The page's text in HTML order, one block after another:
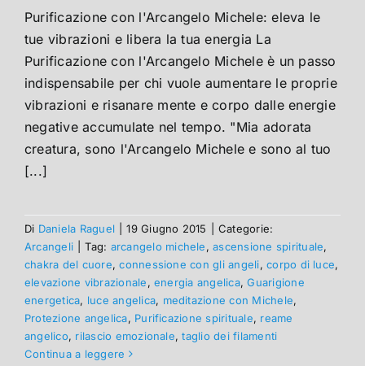
Purificazione con l'Arcangelo Michele: eleva le
tue vibrazioni e libera la tua energia La
Purificazione con l'Arcangelo Michele è un passo
indispensabile per chi vuole aumentare le proprie
vibrazioni e risanare mente e corpo dalle energie
negative accumulate nel tempo. "Mia adorata
creatura, sono l'Arcangelo Michele e sono al tuo
[...]
Di Daniela Raguel 19 Giugno 2015
Categorie:
Arcangeli
Tag: arcangelo michele,ascensione spirituale,
chakra del cuore,connessione con gli angeli,corpo di luce,
elevazione vibrazionale,energia angelica,Guarigione
energetica, luce angelica, meditazione con Michele,
Protezione angelica, Purificazione spirituale, reame
angelico, rilascio emozionale,taglio dei filamenti
Continua a leggere